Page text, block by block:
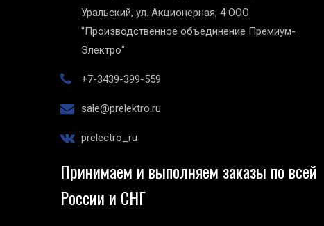
Уральский, ул. Акционерная, 4 ООО
"Производственное объединение Премиум-
Электро"
+7-3439-399-559
sale@prelektro.ru
prelectro_ru
Принимаем и выполняем заказы по всей
России и СНГ